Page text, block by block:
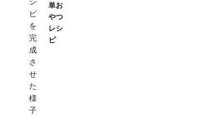
単お
やつ
レシ
ピ